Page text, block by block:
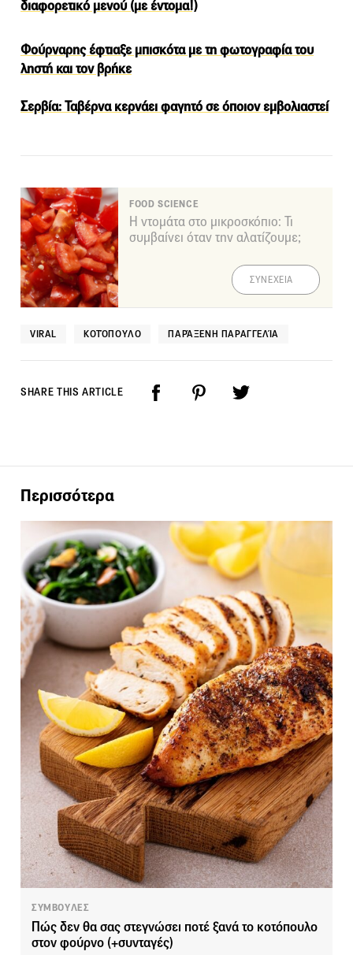
διαφορετικό μενού (με έντομα!)
Φούρναρης έφτιαξε μπισκότα με τη φωτογραφία του
ληστή και τον βρήκε
Σερβία: Ταβέρνα κερνάει φαγητό σε όποιον εμβολιαστεί
FOOD SCIENCE
Η ντομάτα στο μικροσκόπιο: Τι
συμβαίνει όταν την αλατίζουμε;
ΣΥΝΕΧΕΙΑ
VIRAL ΚΟΤΌΠΟΥΛΟ ΠΑΡΆΞΕΝΗ ΠΑΡΑΓΓΕΛΊΑ
SHARE THIS ARTICLE
Περισσότερα
ΣΥΜΒΟΥΛΕΣ
Πώς δεν θα σας στεγνώσει ποτέ ξανά το κοτόπουλο
στον φούρνο (+συνταγές)